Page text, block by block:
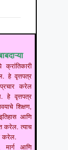
हे वृत्तपत्र
प्रचार करेल
हे वृत्तपत्र
शिक्षण,
आणि
करेल. त्याच
करेल.
मार्ग आणि